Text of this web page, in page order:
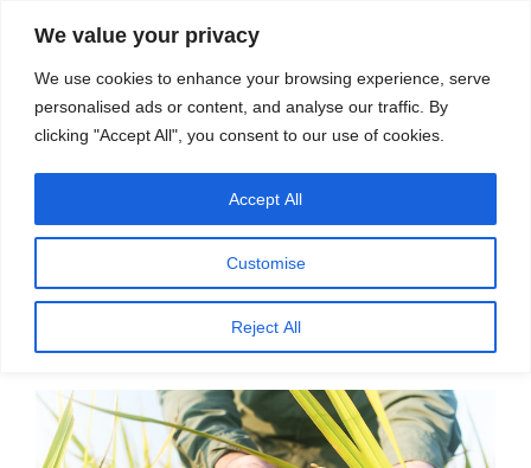
We value your privacy
We use cookies to enhance your browsing experience, serve
personalised ads or content, and analyse our traffic. By
clicking "Accept All", you consent to our use of cookies.
Customise
Reject All
Accept All
स्रोत
मेनू
अगस्त 27, 2022पर
प्रकाशित
गया
अतिरिक्त जीन से चावल की उपज में सुधार – डॉ. डी.
बालसुब्रमण्यन